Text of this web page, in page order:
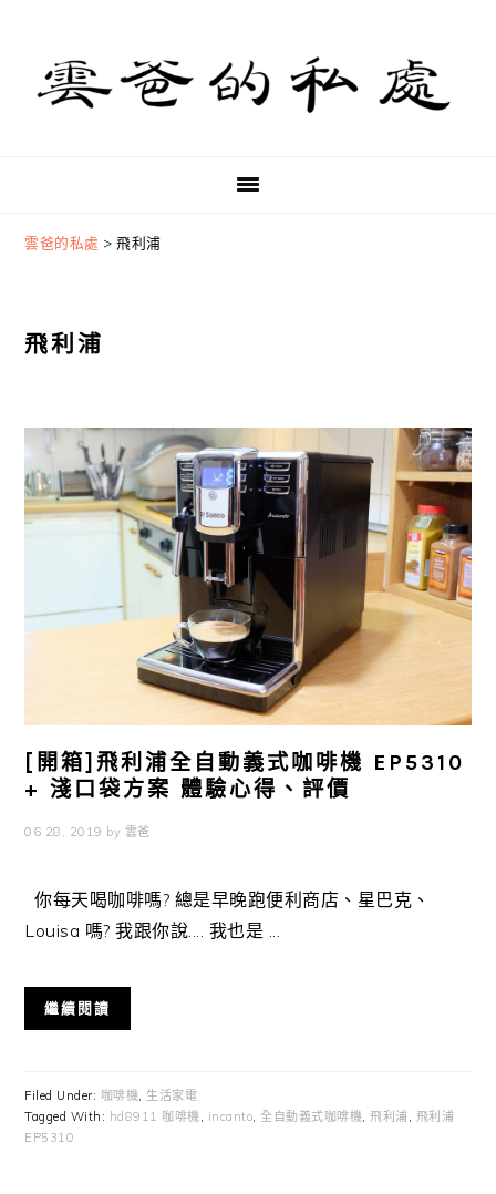
primary
navigation
content
primary
sidebar
雲爸的私處 >飛利浦
飛利浦
[開箱]飛利浦全自動義式咖啡機 EP5310
+ 淺口袋方案 體驗心得、評價
06 28, 2019 by 雲爸
你每天喝咖啡嗎? 總是早晚跑便利商店、星巴克、
Louisa 嗎? 我跟你說.... 我也是 ...
繼續閱讀
Filed Under: 咖啡機
生活家電
Tagged With: hd8911 咖啡機 incanto ,全自動義式咖啡機 ,飛利浦 飛利浦
EP5310